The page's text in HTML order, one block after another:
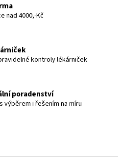
nad 4000,-Kč
kontroly lékárniček
poradenství
výběrem i řešením na míru